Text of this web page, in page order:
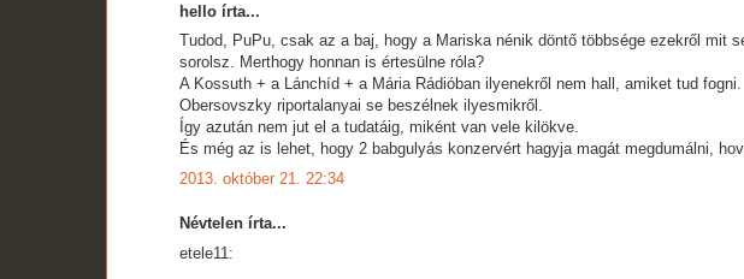
hello írta...
Tudod, PuPu, csak az a baj, hogy a Mariska nénik döntő többsége ezekről mit
sorolsz. Merthogy honnan is értesülne róla?
A Kossuth + a Lánchíd + a Mária Rádióban ilyenekről nem hall, amiket tud fogni.
Obersovszky riportalanyai se beszélnek ilyesmikről.
Így azután nem jut el a tudatáig, miként van vele kilökve.
És még az is lehet, hogy 2 babgulyás konzervért hagyja magát megdumálni,
2013. október 21. 22:34
Névtelen írta...
etele11: